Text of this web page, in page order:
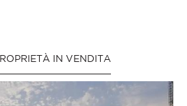
IN VENDITA